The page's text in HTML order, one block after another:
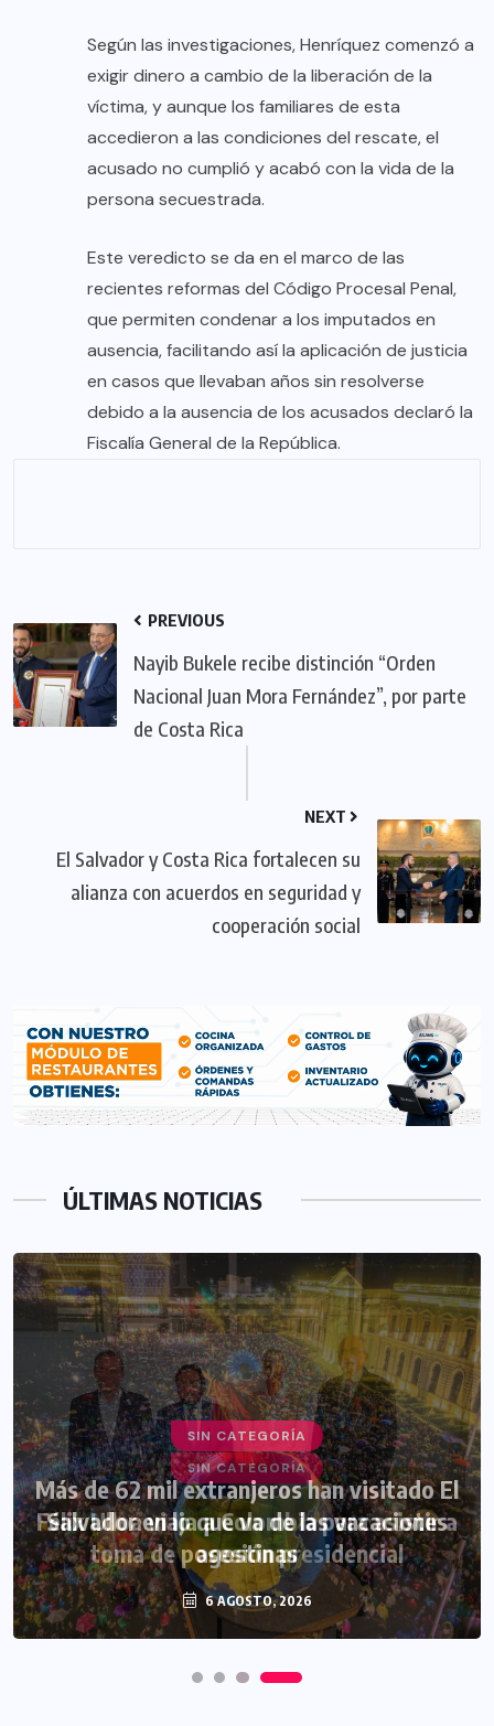
Según las investigaciones, Henríquez comenzó a
exigir dinero a cambio de la liberación de la
víctima, y aunque los familiares de esta
accedieron a las condiciones del rescate, el
acusado no cumplió y acabó con la vida de la
persona secuestrada.
Este veredicto se da en el marco de las
recientes reformas del Código Procesal Penal,
que permiten condenar a los imputados en
ausencia, facilitando así la aplicación de justicia
en casos que llevaban años sin resolverse
debido a la ausencia de los acusados declaró la
Fiscalía General de la República.
PREVIOUS
Nayib Bukele recibe distinción “Orden
Nacional Juan Mora Fernández”, por parte
de Costa Rica
NEXT
El Salvador y Costa Rica fortalecen su
alianza con acuerdos en seguridad y
cooperación social
ÚLTIMAS NOTICIAS
SIN CATEGORÍA
Félix Ulloa viaja a Colombia para asistir a
toma de posesión presidencial
6 AGOSTO, 2026
SIN CATEGORÍA
Más de 62 mil extranjeros han visitado El
Salvador en lo que va de las vacaciones
agostinas
6 AGOSTO, 2026